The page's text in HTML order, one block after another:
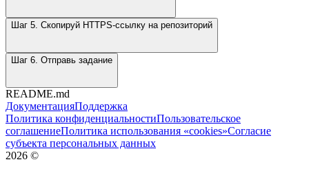
Шаг 5. Скопируй HTTPS-ссылку на репозиторий
Шаг 6. Отправь задание
README.md
ДокументацияПоддержка
Политика конфиденциальностиПользовательское
соглашениеПолитика использования «cookies»Согласие
субъекта персональных данных
2026 ©